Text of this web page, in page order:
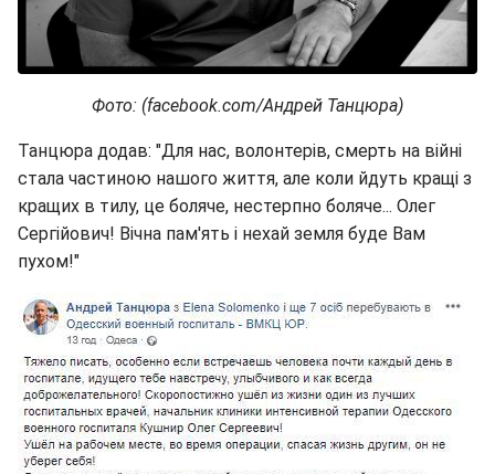
Фото: (facebook.com/Андрей Танцюра)
Танцюра додав: "Для нас, волонтерів, смерть на війні
стала частиною нашого життя, але коли йдуть кращі з
кращих в тилу, це боляче, нестерпно боляче... Олег
Сергійович! Вічна пам'ять і нехай земля буде Вам
пухом!"